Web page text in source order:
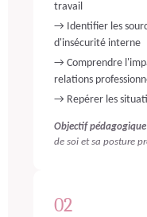
travail
→ Identifier les
d'insécurité interne
→ Comprendre
relations
→ Repérer les
Objectif pédagogique
de soi et sa posture
02